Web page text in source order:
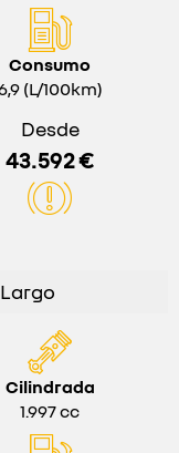
Consumo
(L/100km)
Desde
43.592 €
Cilindrada
1.997 cc